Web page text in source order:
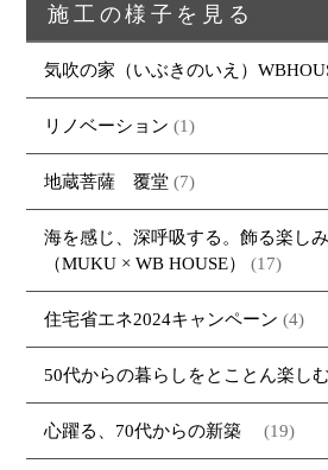
施工の様子を見る
気吹の家（いぶきのいえ）
リノベーション (1)
地蔵菩薩 覆堂 (7)
海を感じ、深呼吸する。飾る楽し
（MUKU × WB HOUSE）
(17)
住宅省エネ2024キャンペーン (4)
50代からの暮らしをとことん楽し
心躍る、70代からの新築 (19)